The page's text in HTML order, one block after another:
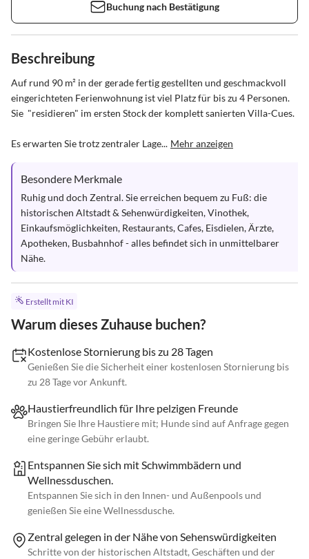
Buchung nach Bestätigung
Beschreibung
Auf rund 90 m² in der gerade fertig gestellten und geschmackvoll
eingerichteten Ferienwohnung ist viel Platz für bis zu 4 Personen.
Sie  "residieren" im ersten Stock der komplett sanierten Villa-Cues.
Es erwarten Sie trotz zentraler Lage... Mehr anzeigen
Besondere Merkmale
Ruhig und doch Zentral. Sie erreichen bequem zu Fuß: die
historischen Altstadt & Sehenwürdigkeiten, Vinothek,
Einkaufsmöglichkeiten, Restaurants, Cafes, Eisdielen, Ärzte,
Apotheken, Busbahnhof - alles befindet sich in unmittelbarer
Nähe.
Erstellt mit KI
Warum dieses Zuhause buchen?
Kostenlose Stornierung bis zu 28 Tagen
Genießen Sie die Sicherheit einer kostenlosen Stornierung bis
zu 28 Tage vor Ankunft.
Haustierfreundlich für Ihre pelzigen Freunde
Bringen Sie Ihre Haustiere mit; Hunde sind auf Anfrage gegen
eine geringe Gebühr erlaubt.
Entspannen Sie sich mit Schwimmbädern und
Wellnessduschen.
Entspannen Sie sich in den Innen- und Außenpools und
genießen Sie eine Wellnessdusche.
Zentral gelegen in der Nähe von Sehenswürdigkeiten
Schritte von der historischen Altstadt, Geschäften und der